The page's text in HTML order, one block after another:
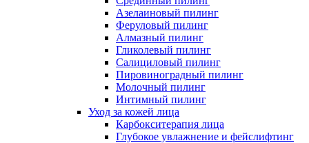
Азелаиновый пилинг
Феруловый пилинг
Алмазный пилинг
Гликолевый пилинг
Салициловый пилинг
Пировиноградный пилинг
Молочный пилинг
Интимный пилинг
Уход за кожей лица
Карбокситерапия лица
Глубокое увлажнение и фейслифтинг